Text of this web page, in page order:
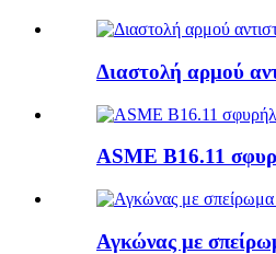
Διαστολή αρμού
ASME B16.11
Αγκώνας με